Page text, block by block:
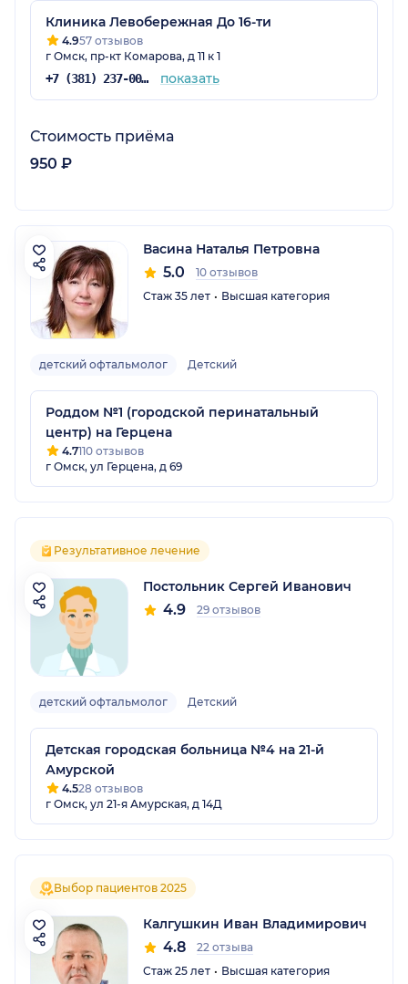
Клиника Левобережная До 16-ти
4.957 отзывов
г Омск, пр-кт Комарова, д 11 к 1
+7 (381) 237-00-45 показать
Стоимость приёма
950 ₽
Васина Наталья Петровна
5.0
10 отзывов
Стаж 35 лет
Высшая категория
детский офтальмолог Детский
Роддом №1 (городской перинатальный
центр) на Герцена
4.7110 отзывов
г Омск, ул Герцена, д 69
Результативное лечение
Постольник Сергей Иванович
4.9 29 отзывов
детский офтальмолог Детский
Детская городская больница №4 на 21-й
Амурской
4.528 отзывов
г Омск, ул 21-я Амурская, д 14Д
Выбор пациентов 2025
Калгушкин Иван Владимирович
4.8
22 отзыва
Стаж 25 лет
Высшая категория